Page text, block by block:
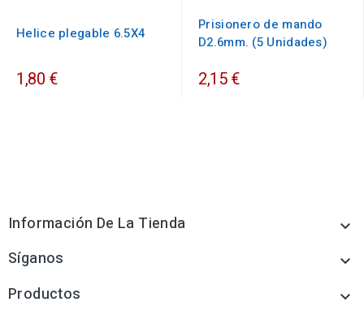
Helice plegable 6.5X4
1,80 €
Prisionero de mando
D2.6mm. (5 Unidades)
2,15 €
Información De La Tienda 
Síganos 
Productos 